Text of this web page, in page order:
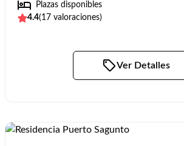
Plazas disponibles
4.4(17 valoraciones)
Ver Detalles